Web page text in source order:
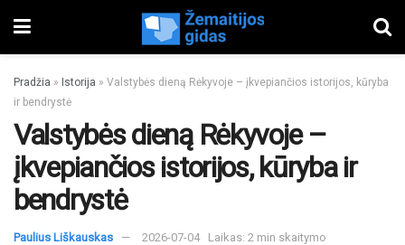
Pradžia » Istorija » Valstybės dieną Rėkyvoje – įkvepiančios istorijos, kūryba
ir bendrystė
Valstybės dieną Rėkyvoje –
įkvepiančios istorijos, kūryba ir
bendrystė
Paulius Liškauskas 2026-07-04 Laikas: 2 min skaitymo